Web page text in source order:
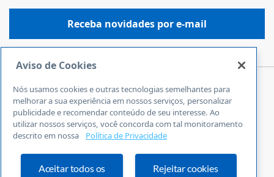
Central de Atendimento
0800 570 0800
24 horas por dia
Fale Conosco
Ouvidoria
Receba novidades por e-mail
Aviso de Cookies
Nós usamos cookies e outras tecnologias semelhantes para
melhorar a sua experiência em nossos serviços, personalizar
publicidade e recomendar conteúdo de seu interesse. Ao
utilizar nossos serviços, você concorda com tal monitoramento
descrito em nossa
Política de Privacidade
Aceitar todos os
Rejeitar cookies